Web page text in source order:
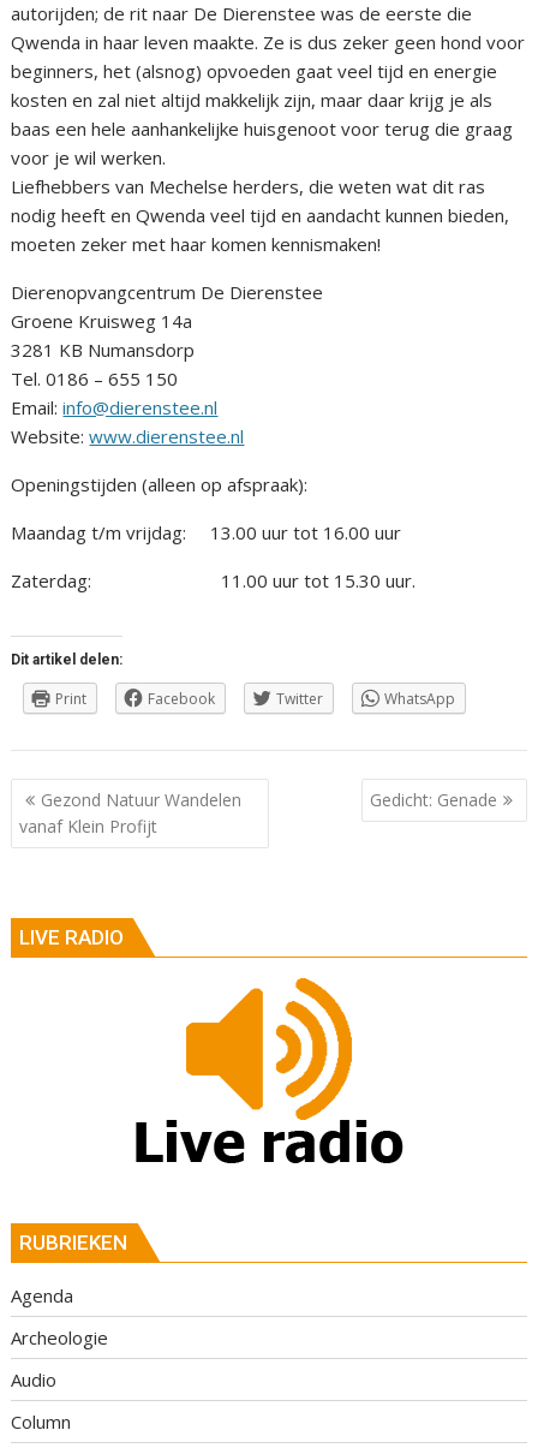
autorijden; de rit naar De Dierenstee was de eerste die
Qwenda in haar leven maakte. Ze is dus zeker geen hond voor
beginners, het (alsnog) opvoeden gaat veel tijd en energie
kosten en zal niet altijd makkelijk zijn, maar daar krijg je als
baas een hele aanhankelijke huisgenoot voor terug die graag
voor je wil werken.
Liefhebbers van Mechelse herders, die weten wat dit ras
nodig heeft en Qwenda veel tijd en aandacht kunnen bieden,
moeten zeker met haar komen kennismaken!
Dierenopvangcentrum De Dierenstee
Groene Kruisweg 14a
3281 KB Numansdorp
Tel. 0186 – 655 150
Email:info@dierenstee.nl
Website:www.dierenstee.nl
Openingstijden (alleen op afspraak):
Maandag t/m vrijdag: 13.00 uur tot 16.00 uur
Zaterdag: 11.00 uur tot 15.30 uur.
Dit artikel delen:
Print Facebook Twitter WhatsApp
Berichtnavigatie
Gezond Natuur Wandelen
vanaf Klein Profijt
Gedicht: Genade
LIVE RADIO
RUBRIEKEN
Agenda
Archeologie
Audio
Column